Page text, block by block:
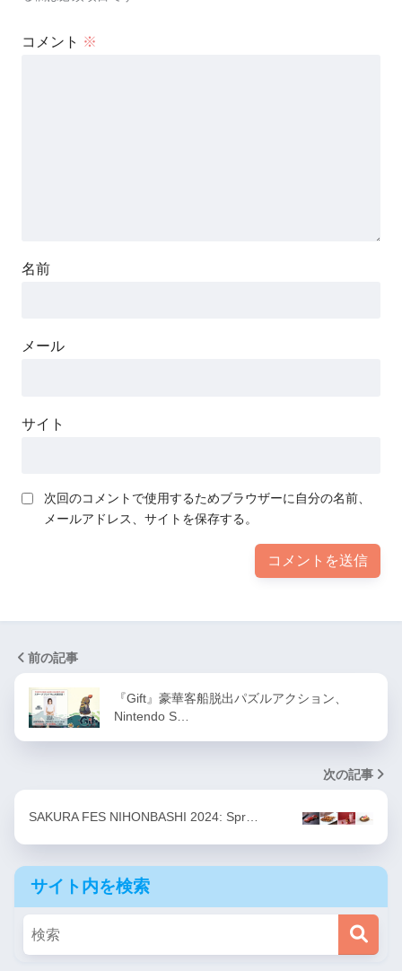
コメント ※
名前
メール
サイト
次回のコメントで使用するためブラウザーに自分の名前、
メールアドレス、サイトを保存する。
前の記事
『Gift』豪華客船脱出パズルアクション、
Nintendo S…
次の記事
SAKURA FES NIHONBASHI 2024: Spr…
サイト内を検索